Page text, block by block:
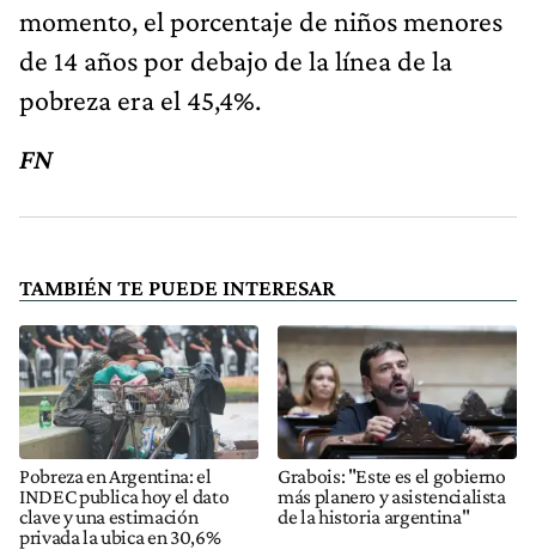
momento, el porcentaje de niños menores
de 14 años por debajo de la línea de la
pobreza era el 45,4%.
FN
TAMBIÉN TE PUEDE INTERESAR
Pobreza en Argentina: el
INDEC publica hoy el dato
clave y una estimación
privada la ubica en 30,6%
Grabois: "Este es el gobierno
más planero y asistencialista
de la historia argentina"